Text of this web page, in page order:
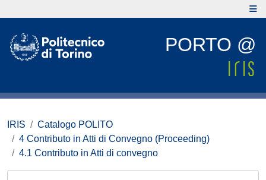
PORTO @
IRIS
Catalogo POLITO
4 Contributo in Atti di Convegno (Proceeding)
4.1 Contributo in Atti di convegno